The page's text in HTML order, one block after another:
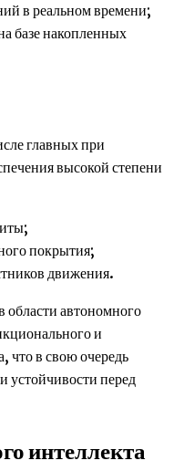
в реальном времени;
базе накопленных
главных при
высокой степени
покрытия;
движения.
области автономного
и
что в свою очередь
устойчивости перед
интеллекта